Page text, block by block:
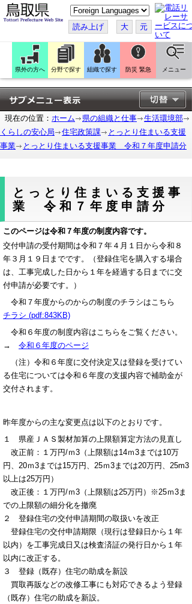
こ
の
ペ
ー
ジ
翻
訳
す
る
読み上げ 大 元
県外の方へ 分野で探す 組織で探す 防災 緊急 メニュー
現在の位置： ホーム 県の組織と仕事
生活環境部
くらしの安心局
住宅政策課
とっとり住まいる支援
事業
とっとり住まいる支援事業 令和７年度申請分
とっとり住まいる支援事
業 令和７年度申請分
このページは令和７年度の制度内容です。
交付申請の受付期間は令和７年４月１日から令和８
年３月１９日までです。（登録住宅を購入する場合
は、工事完成した日から１年を経過する日までに交
付申請が必要です。）
令和７年度からのからの制度のチラシはこちら
チラシ (pdf:843KB)
令和６年度の制度内容はこちらをご覧ください。
→ 令和６年度のページ
（注）令和６年度に交付決定又は登録を受けてい
る住宅については令和６年度の支援内容で補助金が
交付されます。
昨年度からの主な変更点は以下のとおりです。
１ 県産ＪＡＳ製材加算の上限額算定方法の見直し
改正前：１万円/ｍ3（上限額は14ｍ3までは10万
円、20ｍ3までは15万円、25ｍ3までは20万円、25m3
以上は25万円）
改正後：１万円/ｍ3（上限額は25万円）※25ｍ3ま
での上限額の細分化を撤廃
２ 登録住宅の交付申請期間の取扱いを改正
登録住宅の交付申請期限（現行は登録日から１年
以内）を工事完成日又は検査済証の発行日から１年
以内に改正する。
３ 登録（既存）住宅の助成を新設
買取再販などの改修工事にも対応できるよう登録
（既存）住宅の助成を新設。